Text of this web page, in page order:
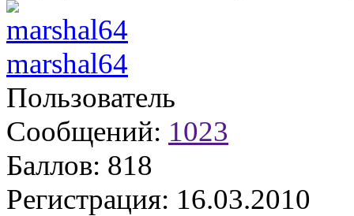
marshal64
Пользователь
Сообщений: 1023
Баллов: 818
Регистрация: 16.03.2010